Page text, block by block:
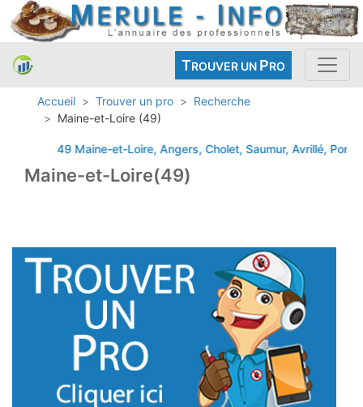
TROUVER UN PRO
Accueil Trouver un pro
Recherche
Maine-et-Loire (49)
49 Maine-et-Loire, Angers, Cholet, Saumur, Avrillé,
Maine-et-Loire(49)